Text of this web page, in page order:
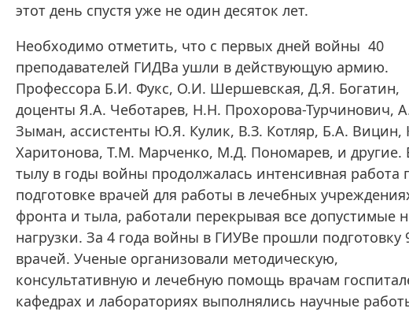
этот день спустя уже не один десяток лет.
Необходимо отметить, что с первых дней войны 40
преподавателей ГИДВа ушли в действующую армию.
Профессора Б.И. Фукс, О.И. Шершевская, Д.Я. Богатин,
доценты Я.А. Чеботарев, Н.Н. Прохорова-Турчинович,
Зыман, ассистенты Ю.Я. Кулик, В.З. Котляр, Б.А. Вицин,
Харитонова, Т.М. Марченко, М.Д. Пономарев, и другие.
тылу в годы войны продолжалась интенсивная работа
подготовке врачей для работы в лечебных
фронта и тыла, работали перекрывая все допустимые
нагрузки. За 4 года войны в ГИУВе прошли подготовку
врачей. Ученые организовали методическую,
консультативную и лечебную помощь врачам
кафедрах и лабораториях выполнялись научные